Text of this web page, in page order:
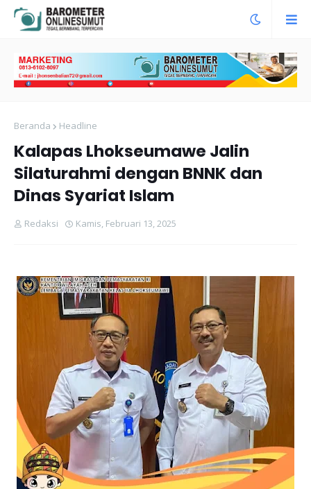
Beranda Headline
Kalapas Lhokseumawe Jalin
Silaturahmi dengan BNNK dan
Dinas Syariat Islam
Redaksi Kamis, Februari 13, 2025